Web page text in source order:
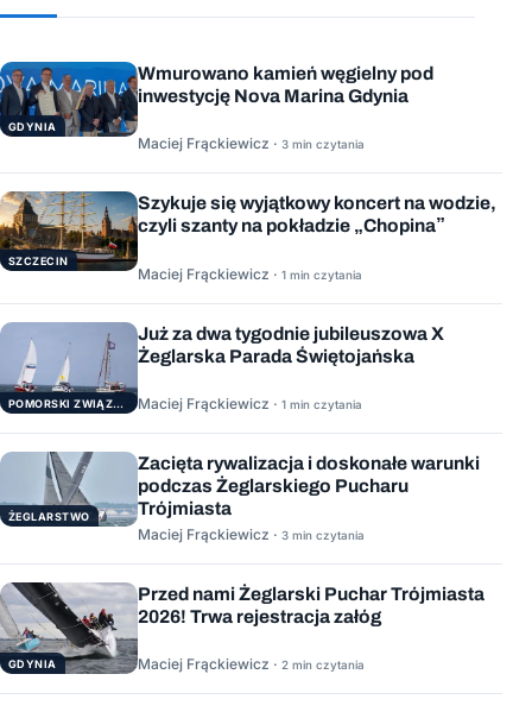
GDYNIA
Wmurowano kamień węgielny pod
inwestycję Nova Marina Gdynia
Maciej Frąckiewicz · 3 min czytania
SZCZECIN
Szykuje się wyjątkowy koncert na wodzie,
czyli szanty na pokładzie „Chopina”
Maciej Frąckiewicz · 1 min czytania
POMORSKI ZWIĄZEK ŻEGLARSKI
Już za dwa tygodnie jubileuszowa X
Żeglarska Parada Świętojańska
Maciej Frąckiewicz · 1 min czytania
ŻEGLARSTWO
Zacięta rywalizacja i doskonałe warunki
podczas Żeglarskiego Pucharu
Trójmiasta
Maciej Frąckiewicz · 3 min czytania
GDYNIA
Przed nami Żeglarski Puchar Trójmiasta
2026! Trwa rejestracja załóg
Maciej Frąckiewicz · 2 min czytania